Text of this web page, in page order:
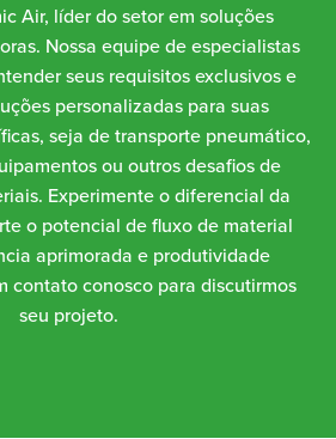
Air, líder do setor em soluções
Nossa equipe de especialistas
seus requisitos exclusivos e
personalizadas para suas
seja de transporte pneumático,
ou outros desafios de
Experimente o diferencial da
o potencial de fluxo de material
aprimorada e produtividade
contato conosco para discutirmos
seu projeto.